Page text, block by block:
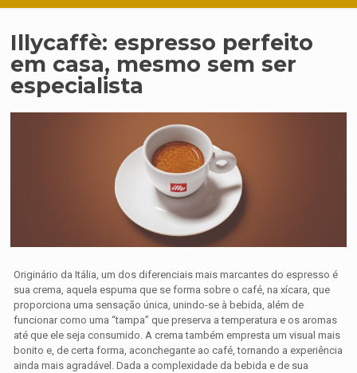
Illycaffè: espresso perfeito
em casa, mesmo sem ser
especialista
Originário da Itália, um dos diferenciais mais marcantes do espresso é
sua crema, aquela espuma que se forma sobre o café, na xícara, que
proporciona uma sensação única, unindo-se à bebida, além de
funcionar como uma “tampa” que preserva a temperatura e os aromas
até que ele seja consumido. A crema também empresta um visual mais
bonito e, de certa forma, aconchegante ao café, tornando a experiência
ainda mais agradável. Dada a complexidade da bebida e de sua